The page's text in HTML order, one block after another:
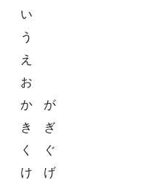
い
う
え
お
か
が
き
ぎ
く
ぐ
け
げ